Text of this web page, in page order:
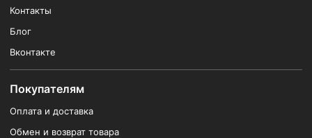
Контакты
Блог
Вконтакте
Покупателям
Оплата и доставка
Обмен и возврат товара